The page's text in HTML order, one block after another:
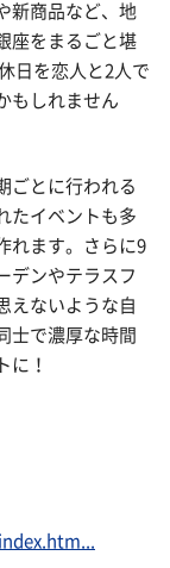
新商品など、地
座をまるごと堪
日を恋人と2人で
もしれません
ごとに行われる
たイベントも多
れます。さらに9
デンやテラスフ
えないような自
士で濃厚な時間
に！